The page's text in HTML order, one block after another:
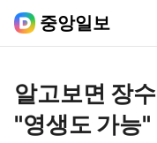
중앙일보
알고보면 장
"영생도 가능"